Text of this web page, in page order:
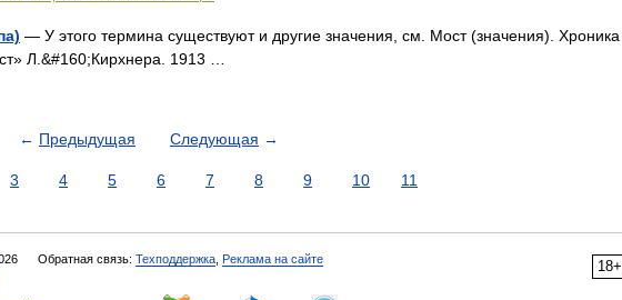
— У этого термина существуют и другие значения, см. Мост (значения). Хроника
Л.&#160;Кирхнера. 1913 …
← Предыдущая Следующая →
3 4 5 6 7 8 9 10 11
18+
Обратная связь: Техподдержка Реклама на сайте